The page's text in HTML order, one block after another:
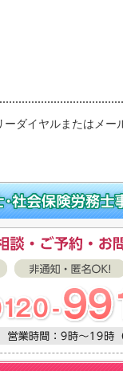
ダイヤルまたはメー
、不服申立て）に関
・ご予約・お問い合わ
知・匿名OK！・携帯